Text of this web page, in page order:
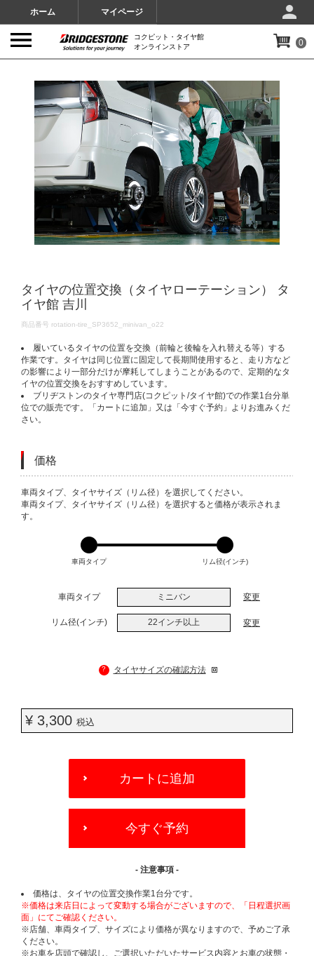
ホーム マイページ
コクピット・タイヤ館
オンラインストア
0
タイヤの位置交換（タイヤローテーション） タ
イヤ館 吉川
DETAILS
商品番号 rotation-tire_SP3652_minivan_o22
履いているタイヤの位置を交換（前輪と後輪を入れ替える等）する
作業です。タイヤは同じ位置に固定して長期間使用すると、走り方など
の影響により一部分だけが摩耗してしまうことがあるので、定期的なタ
イヤの位置交換をおすすめしています。
ブリヂストンのタイヤ専門店(コクピット/タイヤ館)での作業1台分単
位での販売です。「カートに追加」又は「今すぐ予約」よりお進みくだ
さい。
価格
VARIATIONS
車両タイプ、タイヤサイズ（リム径）を選択してください。
車両タイプ、タイヤサイズ（リム径）を選択すると価格が表示されま
す。
車両タイプ リム径(インチ)
車両タイプ ミニバン 変更
リム径(インチ) 22インチ以上 変更
? タイヤサイズの確認方法
¥ 3,300 税込
OPTIONS
カートに追加
今すぐ予約
- 注意事項 -
価格は、タイヤの位置交換作業1台分です。
※価格は来店日によって変動する場合がございますので、「日程選択画
面」にてご確認ください。
※店舗、車両タイプ、サイズにより価格が異なりますので、予めご了承
ください。
※お車を店頭で確認し、ご選択いただいたサービス内容とお車の状態・